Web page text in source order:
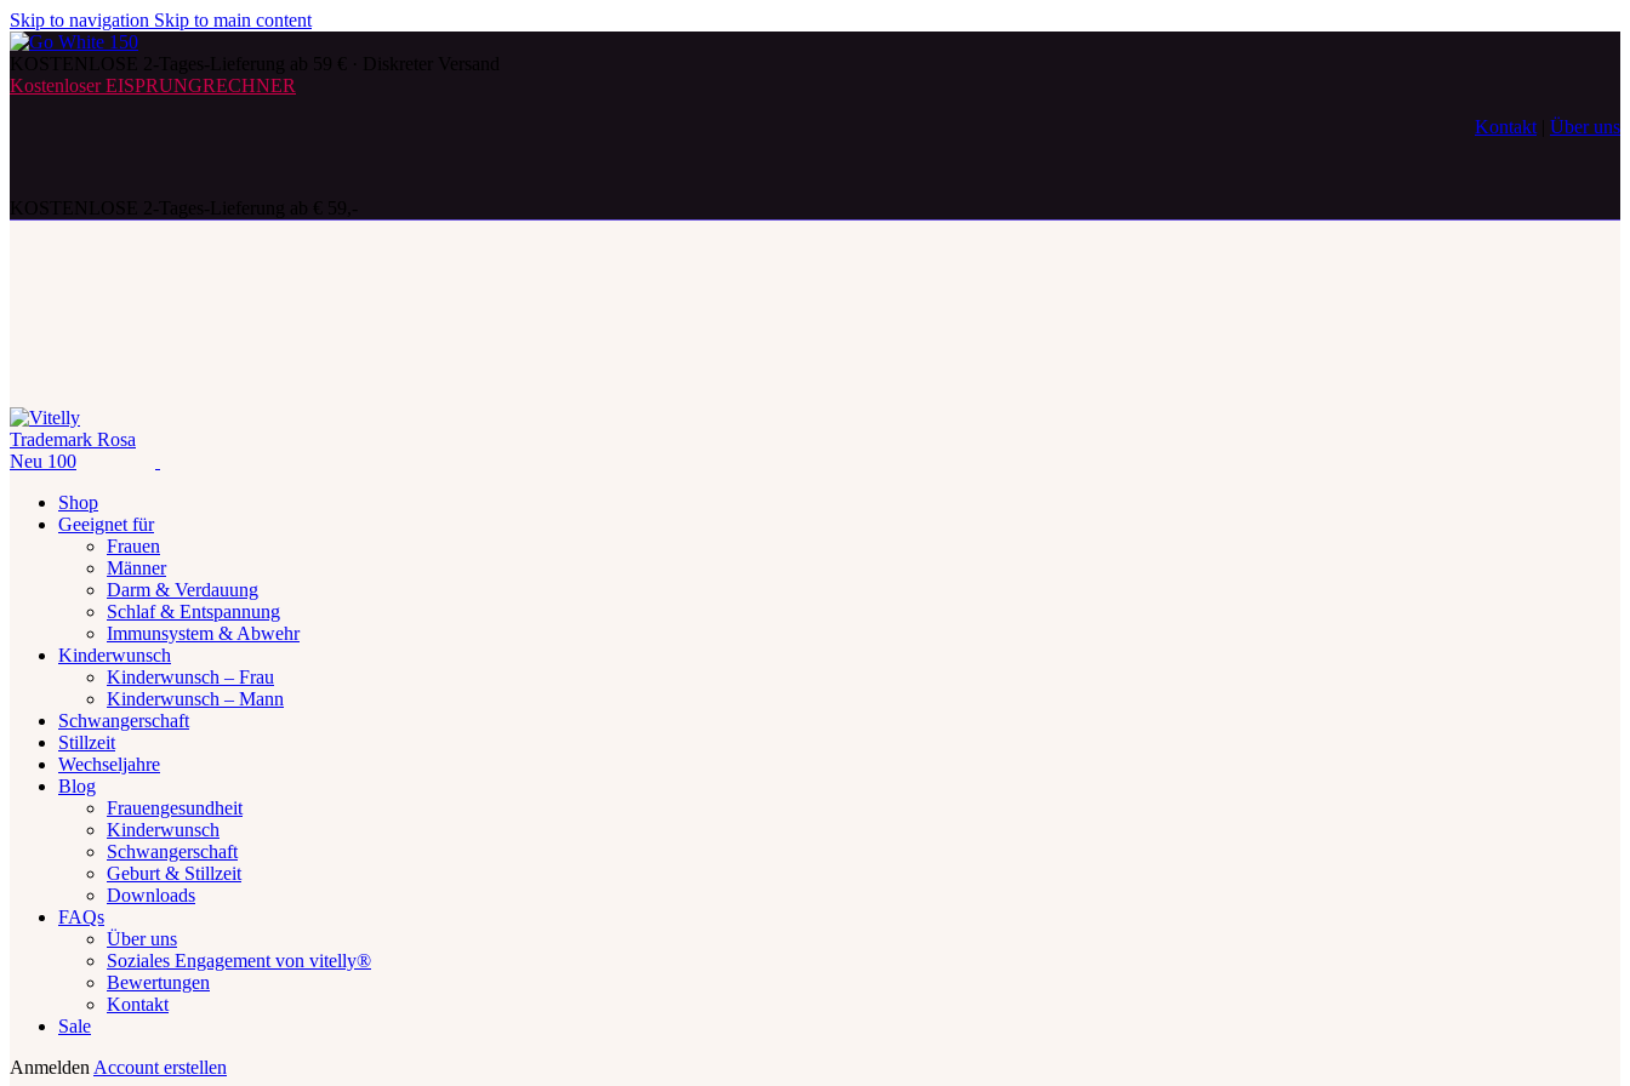
Skip to navigation Skip to main content
Kostenloser EISPRUNGRECHNER
Kontakt
Über uns
Shop
Geeignet für
Frauen
Männer
Darm & Verdauung
Schlaf & Entspannung
Immunsystem & Abwehr
Kinderwunsch
Kinderwunsch – Frau
Kinderwunsch – Mann
Schwangerschaft
Stillzeit
Wechseljahre
Blog
Frauengesundheit
Kinderwunsch
Schwangerschaft
Geburt & Stillzeit
Downloads
FAQs
Über uns
Soziales Engagement von vitelly®
Bewertungen
Kontakt
Sale
Anmelden Account erstellen